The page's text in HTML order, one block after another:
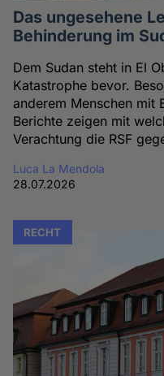
Das ungesehene
Behinderung im
Dem Sudan steht in El
Katastrophe bevor.
anderem Menschen mit
Berichte zeigen mit
Verachtung die RSF
Luca La Mendola
28.07.2026
RECHT